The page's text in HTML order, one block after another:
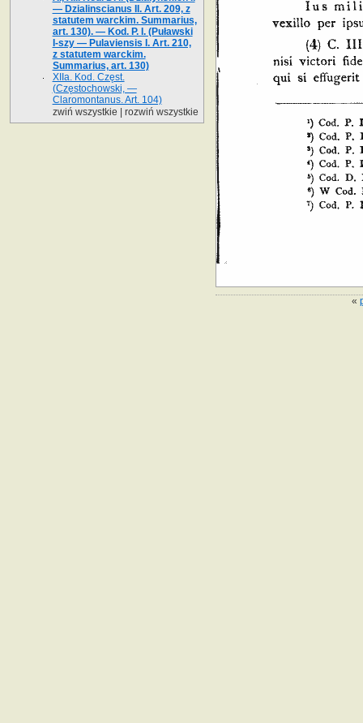
«
— Dzialinscianus II. Art. 209, z
statutem warckim. Summarius,
art. 130). — Kod. P. I. (Puławski
I-szy — Pulaviensis I. Art. 210,
z statutem warckim.
Summarius, art. 130)
XIIa. Kod. Częst.
(Częstochowski, —
Claromontanus. Art. 104)
zwiń wszystkie
rozwiń wszystkie